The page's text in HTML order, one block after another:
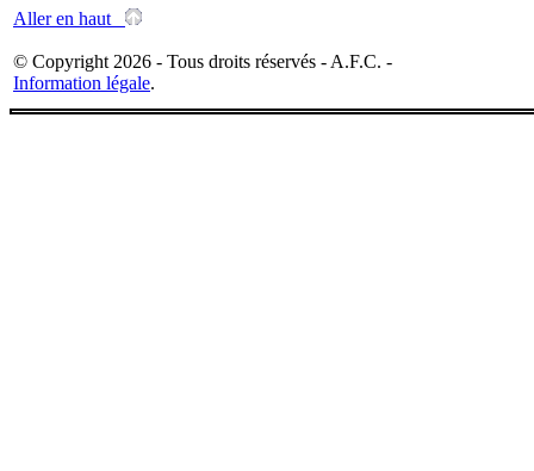
Aller en haut
© Copyright 2026 - Tous droits réservés - A.F.C. -
Information légale.